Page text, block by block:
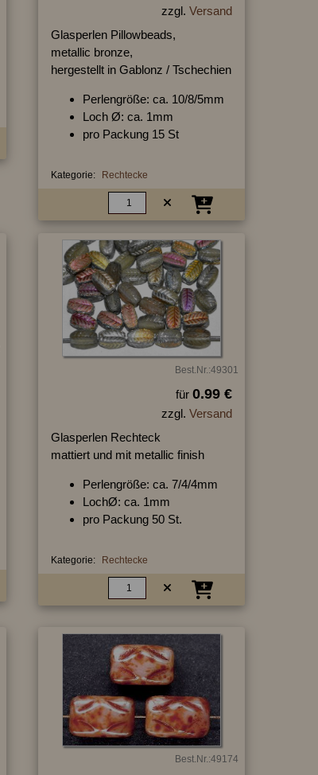
zzgl. Versand
Glasperlen Pillowbeads,
metallic bronze,
hergestellt in Gablonz / Tschechien
Perlengröße: ca. 10/8/5mm
Loch Ø: ca. 1mm
pro Packung 15 St
Kategorie: Rechtecke
Best.Nr.:49301
für 0.99 €
zzgl. Versand
Glasperlen Rechteck
mattiert und mit metallic finish
Perlengröße: ca. 7/4/4mm
LochØ: ca. 1mm
pro Packung 50 St.
Kategorie: Rechtecke
Best.Nr.:49174